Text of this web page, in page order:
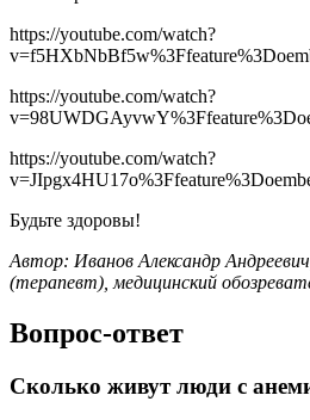
https://youtube.com/watch?
https://youtube.com/watch?
https://youtube.com/watch?
Будьте здоровы!
Автор: Иванов Александр
(терапевт), медицинский
Вопрос-ответ
Сколько живут люди с